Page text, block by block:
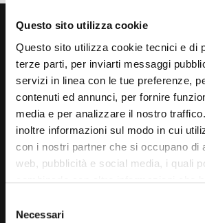
Questo sito utilizza cookie
Questo sito utilizza cookie tecnici e di
terze parti, per inviarti messaggi
servizi in linea con le tue preferenze,
contenuti ed annunci, per fornire
media e per analizzare il nostro
inoltre informazioni sul modo in cui
con i nostri partner che si occupano di
web, pubblicità e social media, i quali
mera chiusura del banner non
Selection
Necessari
Via Giuditta Pasta 2, Como (CO)
(+39) 031 431 3066
info@carspecialist.eu
Sabato: 09:00 - 12:30